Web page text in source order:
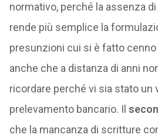
normativo, perché la assenza
rende più semplice la
presunzioni cui si è fatto
anche che a distanza di anni
ricordare perché vi sia stato un
prelevamento bancario. Il
che la mancanza di scritture